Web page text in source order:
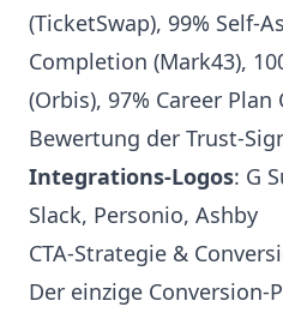
(TicketSwap), 99% Self-
Completion (Mark43),
(Orbis), 97% Career
Bewertung der Trust-
Integrations-Logos: G
Slack, Personio, Ashby
CTA-Strategie &
Der einzige Conversion-